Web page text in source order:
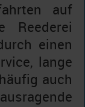
auf
Reederei
einen
lange
auch